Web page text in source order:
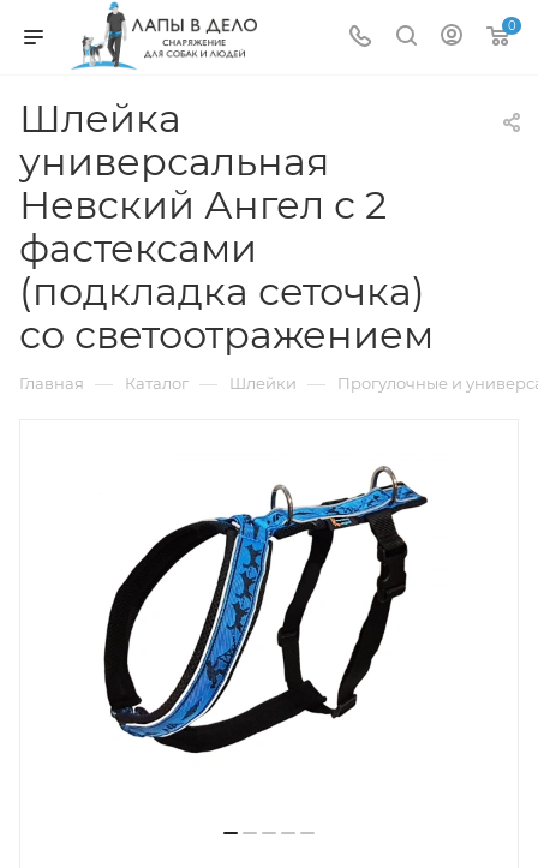
0
Шлейка
универсальная
Невский Ангел с 2
фастексами
(подкладка сеточка)
со светоотражением
Главная — Каталог — Шлейки — Прогулочные и